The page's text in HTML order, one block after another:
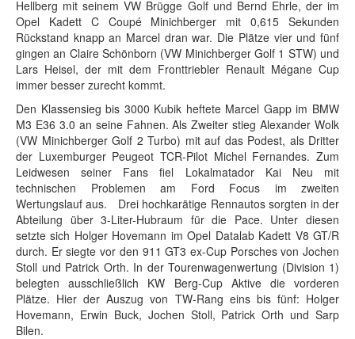
Hellberg mit seinem VW Brügge Golf und Bernd Ehrle, der im
Opel Kadett C Coupé Minichberger mit 0,615 Sekunden
Rückstand knapp an Marcel dran war. Die Plätze vier und fünf
gingen an Claire Schönborn (VW Minichberger Golf 1 STW) und
Lars Heisel, der mit dem Fronttriebler Renault Mégane Cup
immer besser zurecht kommt.
Den Klassensieg bis 3000 Kubik heftete Marcel Gapp im BMW
M3 E36 3.0 an seine Fahnen. Als Zweiter stieg Alexander Wolk
(VW Minichberger Golf 2 Turbo) mit auf das Podest, als Dritter
der Luxemburger Peugeot TCR-Pilot Michel Fernandes. Zum
Leidwesen seiner Fans fiel Lokalmatador Kai Neu mit
technischen Problemen am Ford Focus im zweiten
Wertungslauf aus. Drei hochkarätige Rennautos sorgten in der
Abteilung über 3-Liter-Hubraum für die Pace. Unter diesen
setzte sich Holger Hovemann im Opel Datalab Kadett V8 GT/R
durch. Er siegte vor den 911 GT3 ex-Cup Porsches von Jochen
Stoll und Patrick Orth. In der Tourenwagenwertung (Division 1)
belegten ausschließlich KW Berg-Cup Aktive die vorderen
Plätze. Hier der Auszug von TW-Rang eins bis fünf: Holger
Hovemann, Erwin Buck, Jochen Stoll, Patrick Orth und Sarp
Bilen.